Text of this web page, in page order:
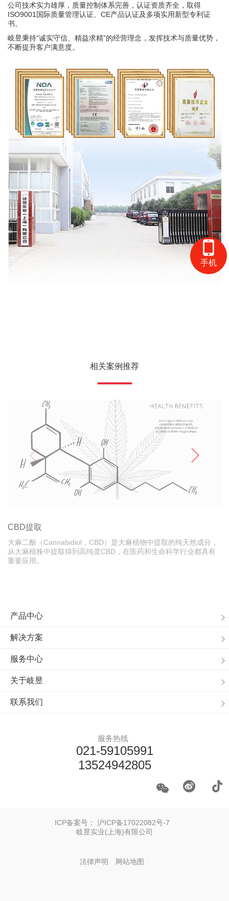
公司技术实力雄厚，质量控制体系完善，认证资质齐全，取得
ISO9001国际质量管理认证、 CE产品认证及多项实用新型专利证
书。
岐昱秉持“诚实守信、精益求精”的经营理念，发挥技术与质量优势，
不断提升客户满意度。
相关案例推荐
CBD提取
大麻二酚（Cannabidiol，CBD）是大麻植物中提取的纯天然成分，
从大麻植株中提取得到高纯度CBD，在医药和生命科学行业都具有
重要应用。
产品中心
解决方案
服务中心
关于岐昱
联系我们
服务热线
021-59105991
13524942805
ICP备案号： 沪ICP备17022082号-7
岐昱实业(上海)有限公司
法律声明 网站地图
手机